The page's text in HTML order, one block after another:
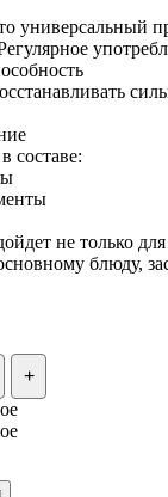
универсальный
составе:
не только для
блюду,
+